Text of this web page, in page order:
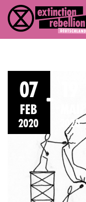
07
FEB
2020 2020